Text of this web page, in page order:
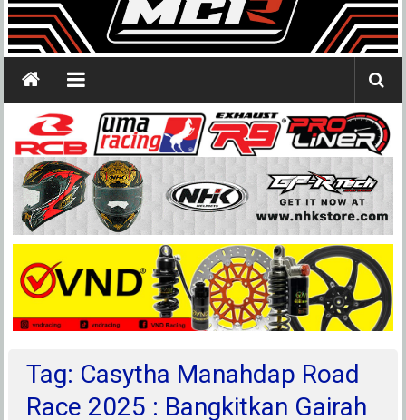
Tag: Casytha Manahdap Road
Race 2025 : Bangkitkan Gairah